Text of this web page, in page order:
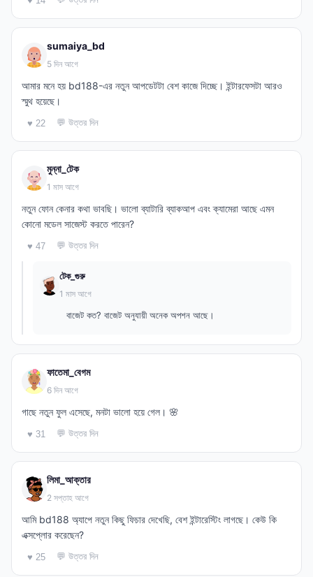
sumaiya_bd
5 দিন আগে
আমার মনে হয় bd188-এর নতুন আপডেটটা বেশ কাজে দিচ্ছে। ইন্টারফেসটা আরও
স্মুথ হয়েছে।
♥ 22 💬 উত্তর দিন
মুন্না_টেক
1 মাস আগে
নতুন ফোন কেনার কথা ভাবছি। ভালো ব্যাটারি ব্যাকআপ এবং ক্যামেরা আছে এমন
কোনো মডেল সাজেস্ট করতে পারেন?
♥ 47 💬 উত্তর দিন
টেক_গুরু
1 মাস আগে
বাজেট কত? বাজেট অনুযায়ী অনেক অপশন আছে।
ফাতেমা_বেগম
6 দিন আগে
গাছে নতুন ফুল এসেছে, মনটা ভালো হয়ে গেল। 🌸
♥ 31 💬 উত্তর দিন
লিমা_আক্তার
2 সপ্তাহ আগে
আমি bd188 অ্যাপে নতুন কিছু ফিচার দেখেছি, বেশ ইন্টারেস্টিং লাগছে। কেউ কি
এক্সপ্লোর করেছেন?
♥ 25 💬 উত্তর দিন